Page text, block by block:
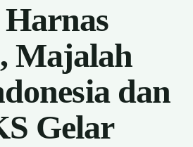
Majalah
dan
Gelar